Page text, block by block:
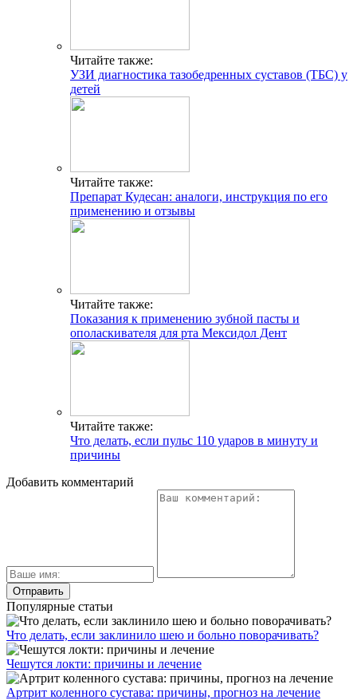
Читайте также:
УЗИ диагностика тазобедренных суставов (ТБС) у
детей
Читайте также:
Препарат Кудесан: аналоги, инструкция по его
применению и отзывы
Читайте также:
Показания к применению зубной пасты и
ополаскивателя для рта Мексидол Дент
Читайте также:
Что делать, если пульс 110 ударов в минуту и
причины
Добавить комментарий
Популярные статьи
Что делать, если заклинило шею и больно поворачивать?
Чешутся локти: причины и лечение
Артрит коленного сустава: причины, прогноз на лечение